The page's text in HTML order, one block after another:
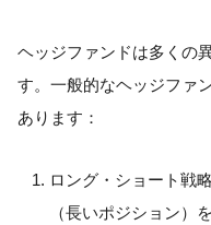
ヘッジファンドは多くの
す。一般的なヘッジファ
あります：
ロング・ショート戦
（長いポジション）